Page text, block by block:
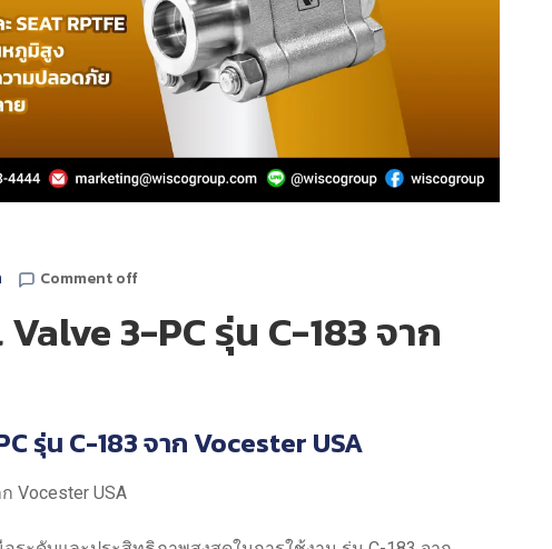
Comment off
3-PC รุ่น C-183 จาก
รุ่น C-183 จาก Vocester USA
Vocester USA